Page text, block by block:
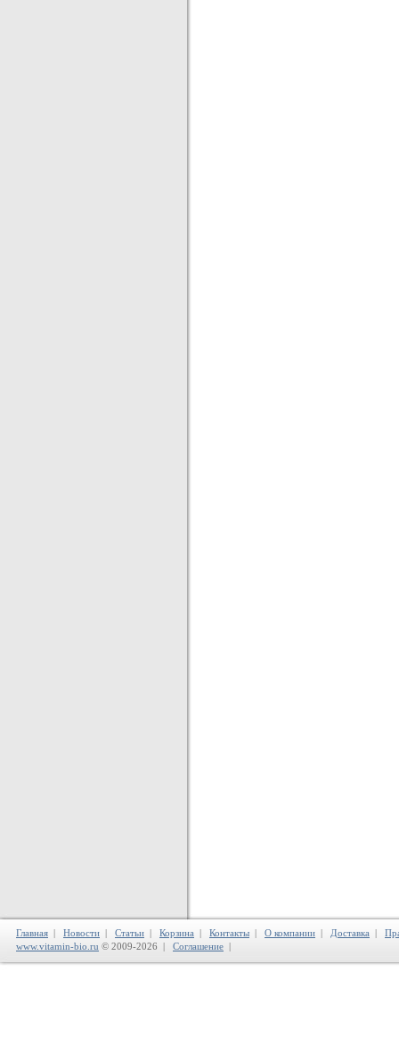
Главная | Новости | Статьи | Корзина | Контакты | О компании | Доставка |
www.vitamin-bio.ru © 2009-2026 | Соглашение |